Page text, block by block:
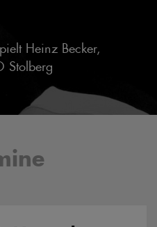
Heinz Becker,
Stolberg